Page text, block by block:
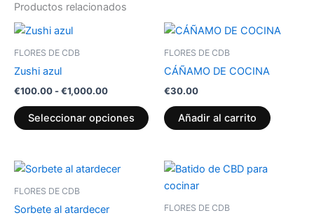
Productos relacionados
FLORES DE CDB
Zushi azul
€100.00 -€1,000.00hasta
Seleccionar opciones
Este
producto
variantes.
Las
opciones
pueden
elegir
FLORES DE CDB
CÁÑAMO DE COCINA
€30.00
Añadir al carrito
FLORES DE CDB
Sorbete al atardecer
Rango
€100.00
Este
producto
tieneFLORES DE CDB
Rango
de